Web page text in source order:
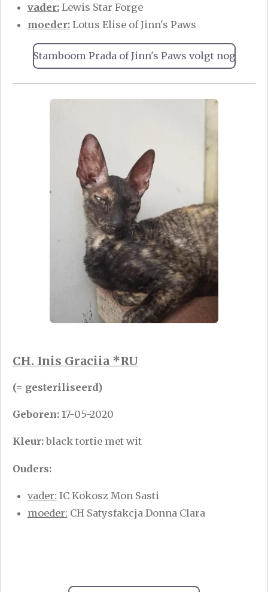
vader:Lewis Star Forge
moeder:Lotus Elise of Jinn's Paws
Stamboom Prada of Jinn's Paws volgt nog
CH. Inis Graciia *RU
(= gesteriliseerd)
Geboren: 17-05-2020
Kleur:black tortie met wit
Ouders:
vader: IC Kokosz Mon Sasti
moeder: CH Satysfakcja Donna Clara